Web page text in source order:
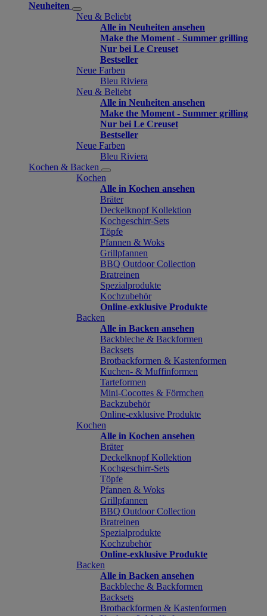
Neuheiten
Neu & Beliebt
Alle in Neuheiten ansehen
Make the Moment - Summer grilling
Nur bei Le Creuset
Bestseller
Neue Farben
Bleu Riviera
Neu & Beliebt
Alle in Neuheiten ansehen
Make the Moment - Summer grilling
Nur bei Le Creuset
Bestseller
Neue Farben
Bleu Riviera
Kochen & Backen
Kochen
Alle in Kochen ansehen
Bräter
Deckelknopf Kollektion
Kochgeschirr-Sets
Töpfe
Pfannen & Woks
Grillpfannen
BBQ Outdoor Collection
Bratreinen
Spezialprodukte
Kochzubehör
Online-exklusive Produkte
Backen
Alle in Backen ansehen
Backbleche & Backformen
Backsets
Brotbackformen & Kastenformen
Kuchen- & Muffinformen
Tarteformen
Mini-Cocottes & Förmchen
Backzubehör
Online-exklusive Produkte
Kochen
Alle in Kochen ansehen
Bräter
Deckelknopf Kollektion
Kochgeschirr-Sets
Töpfe
Pfannen & Woks
Grillpfannen
BBQ Outdoor Collection
Bratreinen
Spezialprodukte
Kochzubehör
Online-exklusive Produkte
Backen
Alle in Backen ansehen
Backbleche & Backformen
Backsets
Brotbackformen & Kastenformen